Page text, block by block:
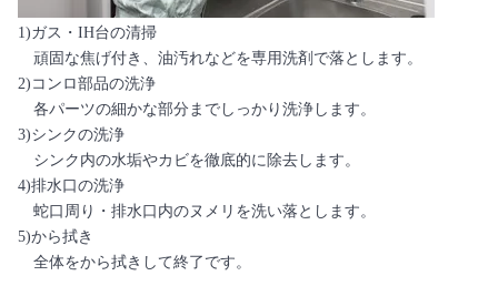
1)ガス・IH台の清掃
頑固な焦げ付き、油汚れなどを専用洗剤で落とします。
2)コンロ部品の洗浄
各パーツの細かな部分までしっかり洗浄します。
3)シンクの洗浄
シンク内の水垢やカビを徹底的に除去します。
4)排水口の洗浄
蛇口周り・排水口内のヌメリを洗い落とします。
5)から拭き
全体をから拭きして終了です。